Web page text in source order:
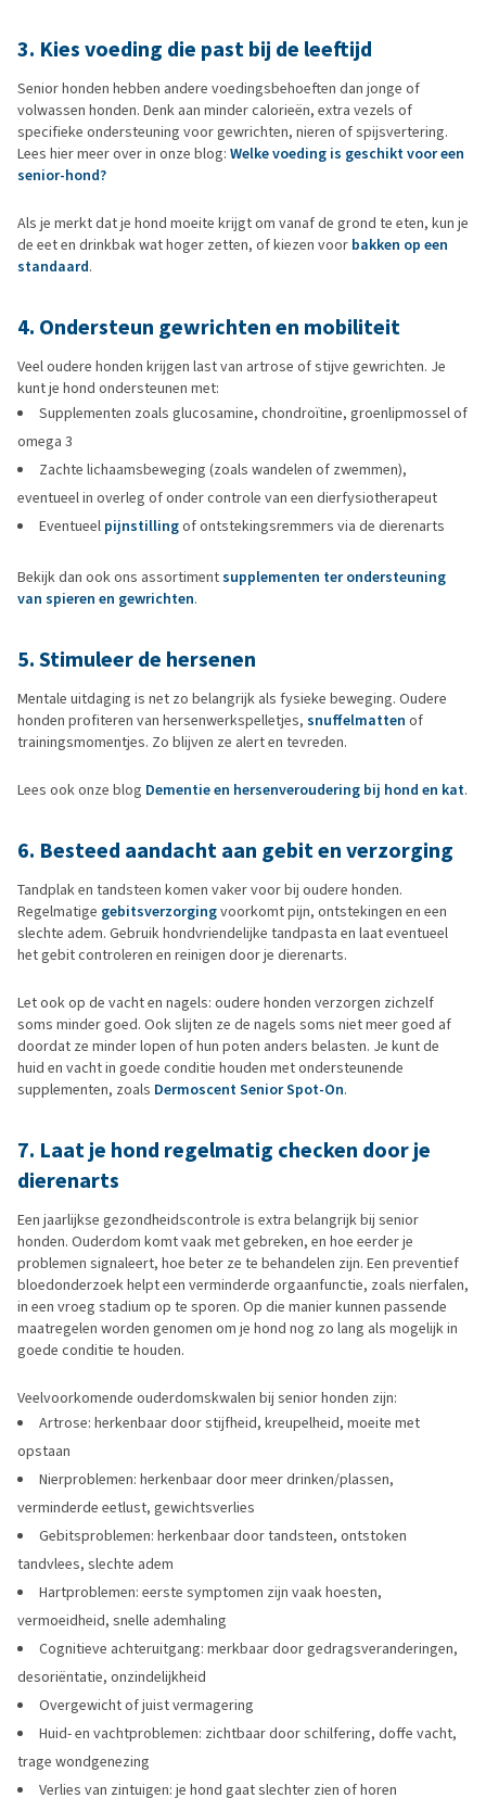
3. Kies voeding die past bij de leeftijd
Senior honden hebben andere voedingsbehoeften dan jonge of
volwassen honden. Denk aan minder calorieën, extra vezels of
specifieke ondersteuning voor gewrichten, nieren of spijsvertering.
Lees hier meer over in onze blog: Welke voeding is geschikt voor een
senior-hond?
Als je merkt dat je hond moeite krijgt om vanaf de grond te eten, kun je
de eet en drinkbak wat hoger zetten, of kiezen voor bakken op een
standaard.
4. Ondersteun gewrichten en mobiliteit
Veel oudere honden krijgen last van artrose of stijve gewrichten. Je
kunt je hond ondersteunen met:
Supplementen zoals glucosamine, chondroïtine, groenlipmossel of
omega 3
Zachte lichaamsbeweging (zoals wandelen of zwemmen),
eventueel in overleg of onder controle van een dierfysiotherapeut
Eventueel pijnstillingof ontstekingsremmers via de dierenarts
Bekijk dan ook ons assortimentsupplementen ter ondersteuning
van spieren en gewrichten.
5. Stimuleer de hersenen
Mentale uitdaging is net zo belangrijk als fysieke beweging. Oudere
honden profiteren van hersenwerkspelletjes, snuffelmatten of
trainingsmomentjes. Zo blijven ze alert en tevreden.
Lees ook onze blog Dementie en hersenveroudering bij hond en kat.
6. Besteed aandacht aan gebit en verzorging
Tandplak en tandsteen komen vaker voor bij oudere honden.
Regelmatige gebitsverzorgingvoorkomt pijn, ontstekingen en een
slechte adem. Gebruik hondvriendelijke tandpasta en laat eventueel
het gebit controleren en reinigen door je dierenarts.
Let ook op de vacht en nagels: oudere honden verzorgen zichzelf
soms minder goed. Ook slijten ze de nagels soms niet meer goed af
doordat ze minder lopen of hun poten anders belasten. Je kunt de
huid en vacht in goede conditie houden met ondersteunende
supplementen, zoals Dermoscent Senior Spot-On.
7. Laat je hond regelmatig checken door je
dierenarts
Een jaarlijkse gezondheidscontrole is extra belangrijk bij senior
honden. Ouderdom komt vaak met gebreken, en hoe eerder je
problemen signaleert, hoe beter ze te behandelen zijn. Een preventief
bloedonderzoek helpt een verminderde orgaanfunctie, zoals nierfalen,
in een vroeg stadium op te sporen. Op die manier kunnen passende
maatregelen worden genomen om je hond nog zo lang als mogelijk in
goede conditie te houden.
Veelvoorkomende ouderdomskwalen bij senior honden zijn:
Artrose: herkenbaar door stijfheid, kreupelheid, moeite met
opstaan
Nierproblemen: herkenbaar door meer drinken/plassen,
verminderde eetlust, gewichtsverlies
Gebitsproblemen: herkenbaar door tandsteen, ontstoken
tandvlees, slechte adem
Hartproblemen: eerste symptomen zijn vaak hoesten,
vermoeidheid, snelle ademhaling
Cognitieve achteruitgang: merkbaar door gedragsveranderingen,
desoriëntatie, onzindelijkheid
Overgewicht of juist vermagering
Huid- en vachtproblemen: zichtbaar door schilfering, doffe vacht,
trage wondgenezing
Verlies van zintuigen: je hond gaat slechter zien of horen